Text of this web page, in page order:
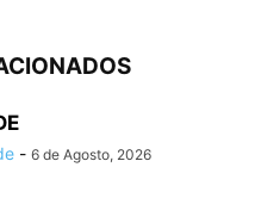
- 6 de Agosto, 2026